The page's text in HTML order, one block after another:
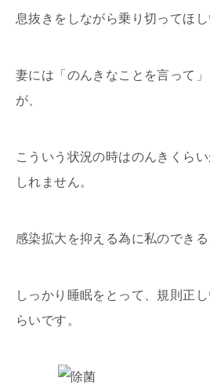
息抜きをしながら乗り切ってほし
妻には「のんきなことを言って
が、
こういう状況の時はのんきくら
しれません。
感染拡大を抑える為に私のできる
しっかり睡眠をとって、規則正
らいです。